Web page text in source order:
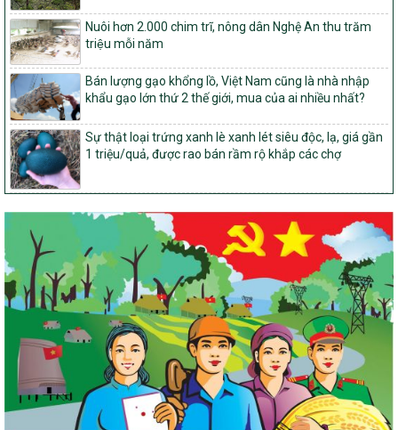
vững và phát triển kinh tế – xã hội vùng đồng bào dân tộc thiểu
số và miền núi giai đoạn 2026-2035, giai đoạn I: Từ năm 2026
đến năm 2030
14/2026/TT-BNNMT
Hướng dẫn thực hiện một số nội dung tiêu chí, điều kiện thuộc Bộ
tiêu chí quốc gia về nông thôn mới giai đoạn 2026 – 2030 thuộc
phạm vi quản lý nhà nước của Bộ Nông nghiệp và Môi trường
417/QĐ-BNNMT
Phê duyệt Chương trình mục tiêu quốc gia xây dựng nông thôn
mới, giảm nghèo bền vững và phát triển kinh tế – xã hội vùng
đoạn I: Từ năm 2026 đến năm 2030
Nghị quyết số 08/2026/NQ-HĐND
Quy định nguyên tắc, tiêu chí, định mức phân bổ ngân sách trung
ương thực hiện Chương trình mục tiêu quốc gia xây dựng nông
thôn mới, giảm nghèo bền vững và phát triển kinh tế – xã hội
vùng đồng bào dân tộc thiểu số và miền núi giai đoạn 2026 –
2030 trên địa bàn tỉnh Nghệ An
Chỉ Thị số 22-CT/TU
về đẩy mạnh thực hiện Chương trình mục tiêu quốc gia xây dựng
nông thôn mới, giảm nghèo bền vững và phát triển kinh tế – xã
hội vùng đồng bào dân tộc thiểu số và miền núi giai đoạn 2026 –
Nuôi hơn 2.000 chim trĩ, nông dân Nghệ An thu trăm
triệu mỗi năm
Bán lượng gạo khổng lồ, Việt Nam cũng là nhà nhập
khẩu gạo lớn thứ 2 thế giới, mua của ai nhiều nhất?
Sự thật loại trứng xanh lè xanh lét siêu độc, lạ, giá gần
1 triệu/quả, được rao bán rầm rộ khắp các chợ